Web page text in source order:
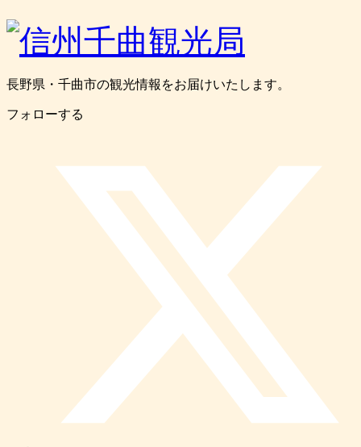
長野県・千曲市の観光情報をお届けいたします。
フォローする